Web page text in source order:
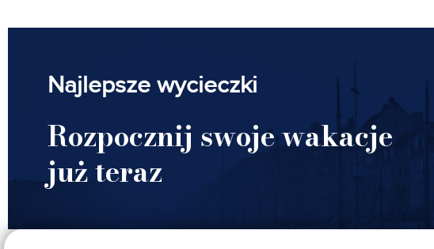
Najlepsze wycieczki
Rozpocznij swoje wakacje
już teraz